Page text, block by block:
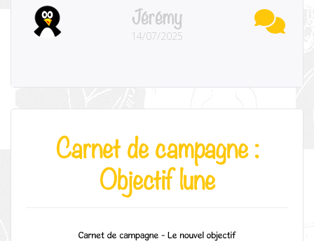
Jérémy
14/07/2025
Carnet de campagne :
Objectif lune